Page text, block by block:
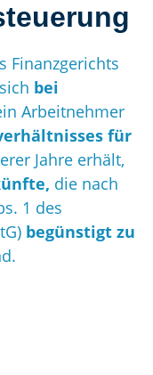
Finanzgerichts
bei
Arbeitnehmer
für
Jahre erhält,
die nach
1 des
begünstigt zu